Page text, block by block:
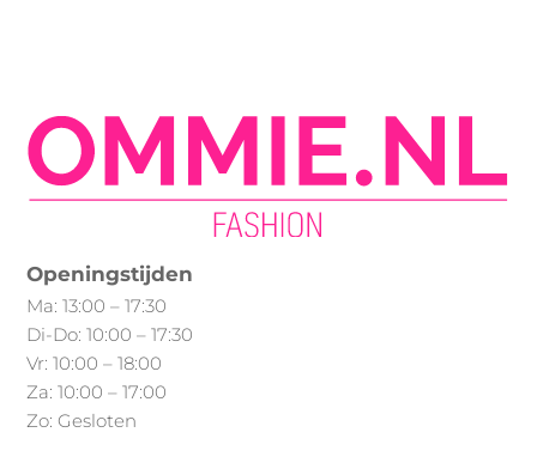
Openingstijden
Ma: 13:00 – 17:30
Di-Do: 10:00 – 17:30
Vr: 10:00 – 18:00
Za: 10:00 – 17:00
Zo: Gesloten